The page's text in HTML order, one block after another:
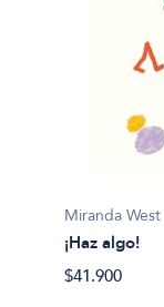
Miranda West
¡Haz algo!
$41.900